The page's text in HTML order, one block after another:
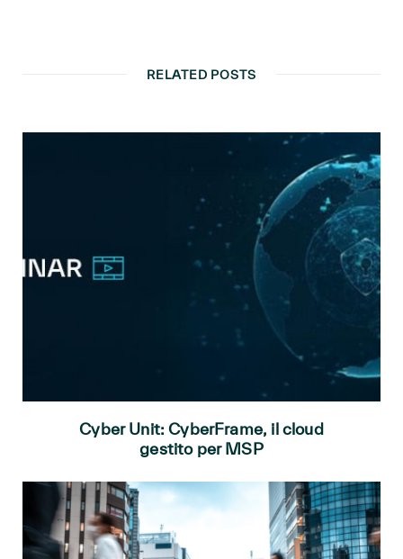
RELATED POSTS
Cyber Unit: CyberFrame, il cloud
gestito per MSP